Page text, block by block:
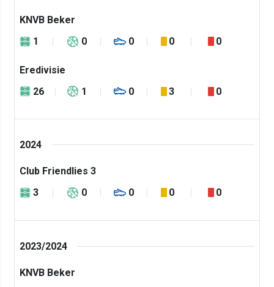
KNVB Beker
1
0 0 0 0
Eredivisie
26
1 0 3 0
2024
Club Friendlies 3
3
0 0 0 0
2023/2024
KNVB Beker